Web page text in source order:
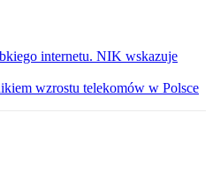
internetu. NIK wskazuje
wzrostu telekomów w Polsce